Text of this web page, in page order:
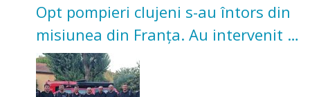
Opt pompieri clujeni s-au întors din
misiunea din Franța. Au intervenit la
incendii de vegetație și pădure